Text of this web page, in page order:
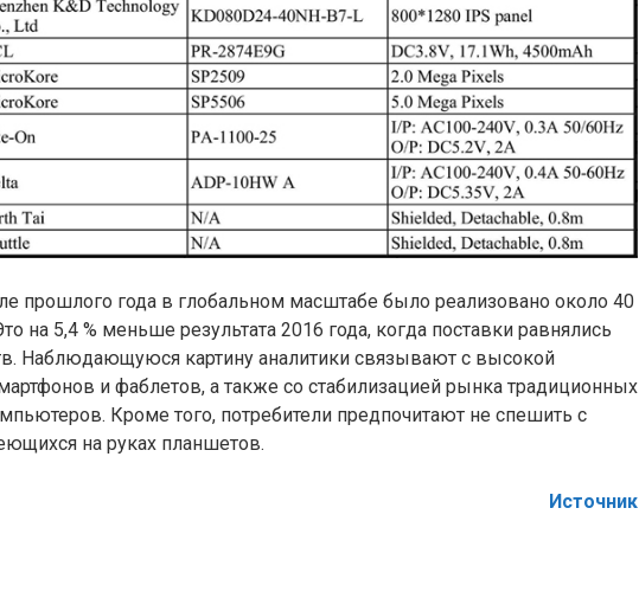
прошлого года в глобальном масштабе было реализовано около 40
на 5,4 % меньше результата 2016 года, когда поставки равнялись
Наблюдающуюся картину аналитики связывают с высокой
и фаблетов, а также со стабилизацией рынка традиционных
Кроме того, потребители предпочитают не спешить с
на руках планшетов.
Источник